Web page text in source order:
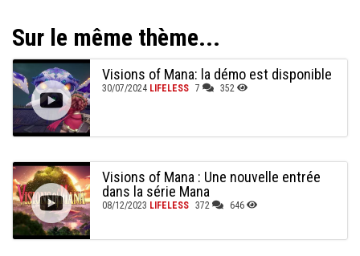
Sur le même thème...
Visions of Mana: la démo est disponible
30/07/2024 LIFELESS 7 352
Visions of Mana : Une nouvelle entrée
dans la série Mana
08/12/2023 LIFELESS 372 646